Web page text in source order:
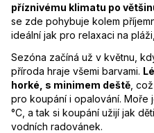
příznivému klimatu po
se zde pohybuje kolem
ideální jak pro relaxaci na
Sezóna začíná už v květnu,
příroda hraje všemi barvami.
horké, s minimem deště ,
pro koupání i opalování. Moře
°C, a tak si koupání užijí jak
vodních radovánek.